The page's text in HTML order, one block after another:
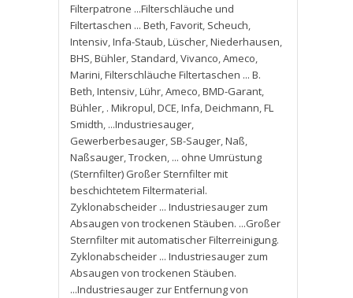
Filterpatrone ...Filterschläuche und
Filtertaschen ... Beth,Favorit, Scheuch,
Intensiv,Infa-Staub,Lüscher,Niederhausen,
BHS,Bühler, Standard,Vivanco,Ameco,
Marini,Filterschläuche Filtertaschen ... B.
Beth,Intensiv,Lühr,Ameco,BMD-Garant,
Bühler, . Mikropul,DCE,Infa,Deichmann,FL
Smidth, ...Industriesauger,
Gewerberbesauger, SB-Sauger,Naß,
Naßsauger,Trocken, ... ohne Umrüstung
(Sternfilter) Großer Sternfilter mit
beschichtetem Filtermaterial.
Zyklonabscheider ... Industriesauger zum
Absaugen von trockenen Stäuben. ...Großer
Sternfilter mit automatischer Filterreinigung.
Zyklonabscheider ... Industriesauger zum
Absaugen von trockenen Stäuben.
...Industriesauger zur Entfernung von